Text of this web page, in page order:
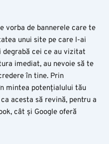
vorba de bannerele care te
unui site pe care l-ai
cei ce au vizitat
imediat, au nevoie să te
în tine. Prin
mintea potențialului tău
acesta să revină, pentru a
cât și Google oferă